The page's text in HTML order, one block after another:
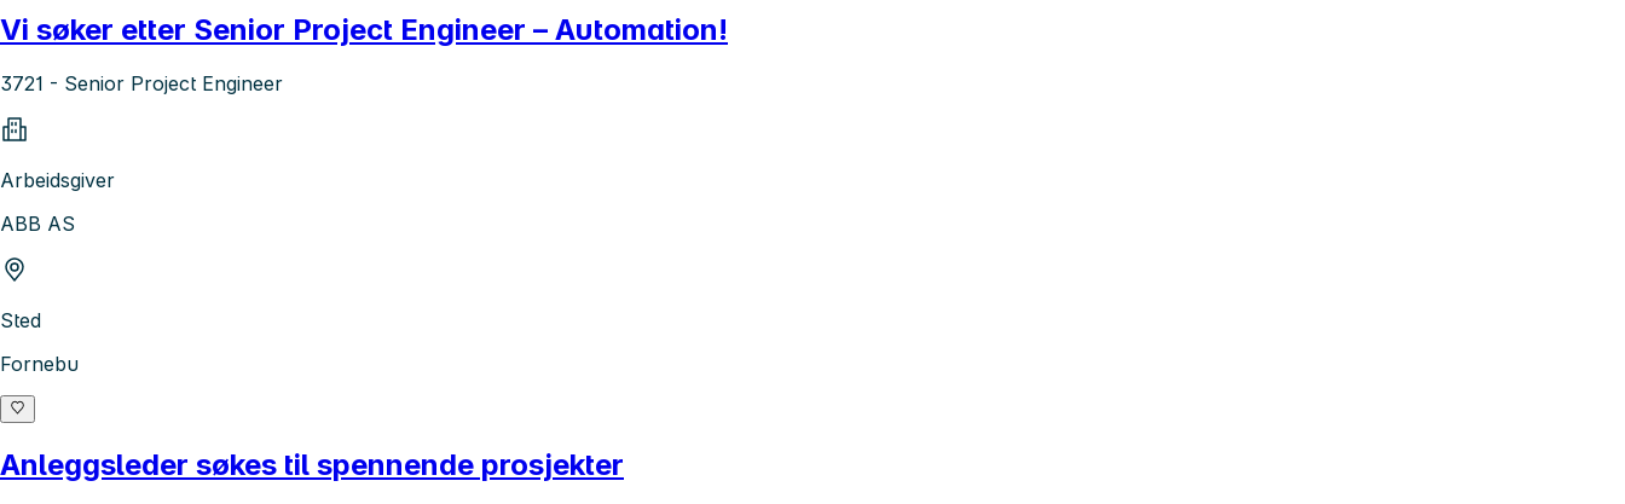
Vi søker etter Senior Project Engineer – Automation!
3721 - Senior Project Engineer
Arbeidsgiver
ABB AS
Sted
Fornebu
Anleggsleder søkes til spennende prosjekter